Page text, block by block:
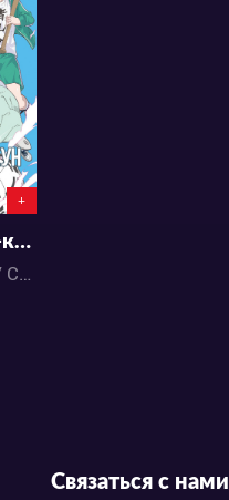
+
Чистюля Аояма-кун
Комедия / Спорт / Сёнэн / Школа / Аниме
Связаться с нами